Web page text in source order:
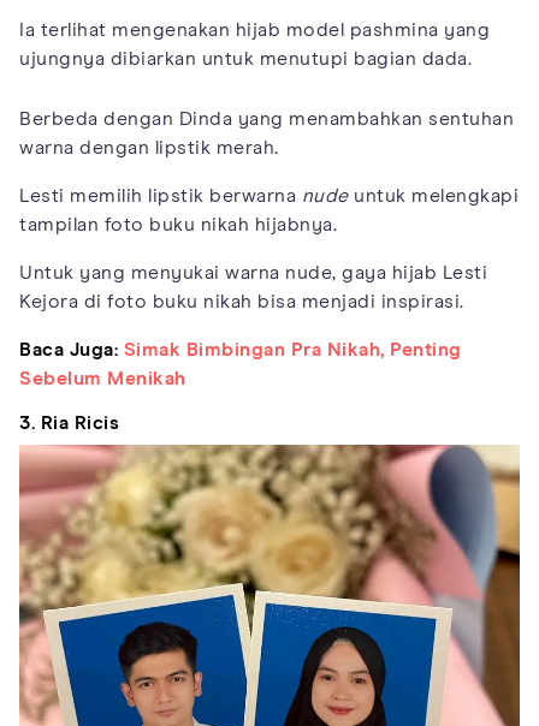
Ia terlihat mengenakan hijab model pashmina yang
ujungnya dibiarkan untuk menutupi bagian dada.
Berbeda dengan Dinda yang menambahkan sentuhan
warna dengan lipstik merah.
Lesti memilih lipstik berwarna nudeuntuk melengkapi
tampilan foto buku nikah hijabnya.
Untuk yang menyukai warna nude, gaya hijab Lesti
Kejora di foto buku nikah bisa menjadi inspirasi.
Baca Juga: Simak Bimbingan Pra Nikah, Penting
Sebelum Menikah
3. Ria Ricis